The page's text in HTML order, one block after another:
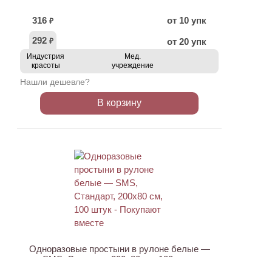
316 ₽
от 10 упк
292 ₽ от 20 упк
Индустрия
красоты
Мед.
учреждение
Нашли дешевле?
В корзину
Одноразовые простыни в рулоне белые —